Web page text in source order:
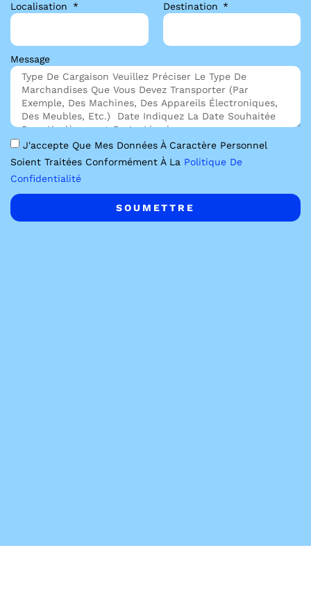
Localisation Destination
Message
J'accepte Que Mes Données À Caractère Personnel
Soient Traitées Conformément À La Politique De
Confidentialité
SOUMETTRE